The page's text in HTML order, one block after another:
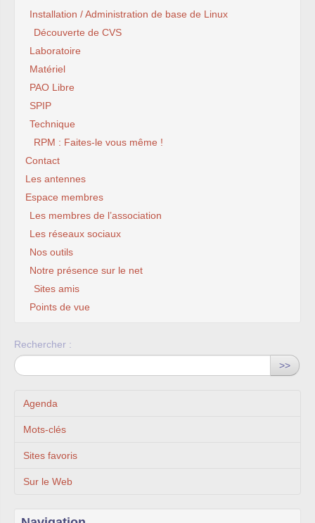
Installation / Administration de base de Linux
Découverte de CVS
Laboratoire
Matériel
PAO Libre
SPIP
Technique
RPM : Faites-le vous même !
Contact
Les antennes
Espace membres
Les membres de l’association
Les réseaux sociaux
Nos outils
Notre présence sur le net
Sites amis
Points de vue
Rechercher :
>>
Agenda
Mots-clés
Sites favoris
Sur le Web